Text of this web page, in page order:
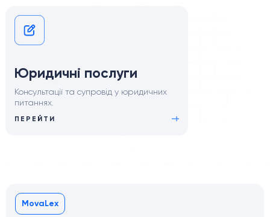
Юридичні послуги
Консультації та супровід у юридичних
питаннях.
ПЕРЕЙТИ
MovaLex